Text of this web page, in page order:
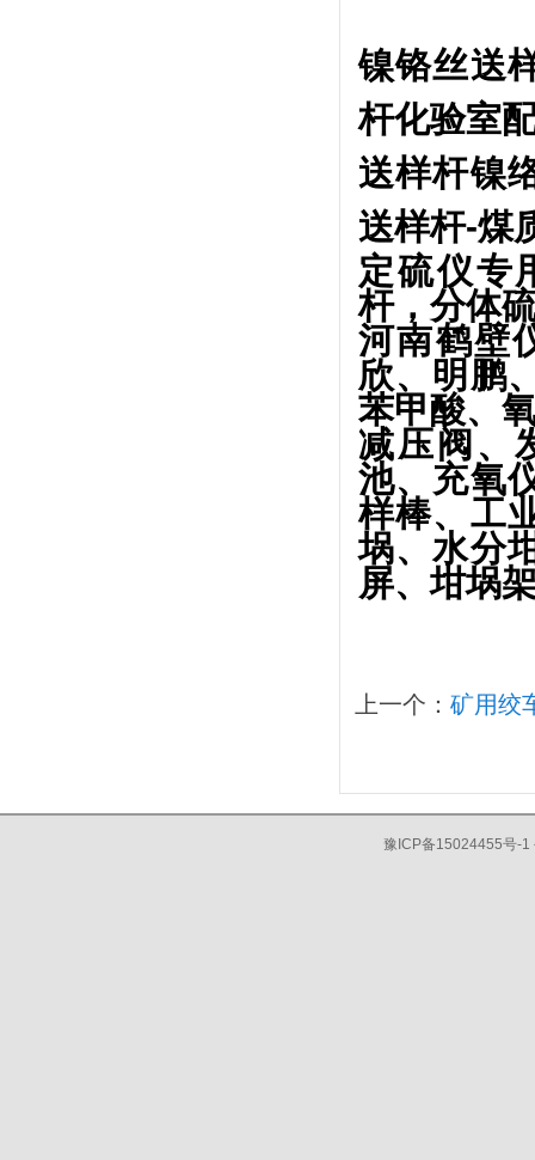
镍铬丝送
杆化验室
送样杆镍
送样杆-煤
定硫仪专
杆，分体
河南鹤壁
欣、明鹏
苯甲酸、
减压阀、
池、充氧
样棒、工
埚、水分
屏、坩埚
上一个： 矿用绞
豫ICP备15024455号-